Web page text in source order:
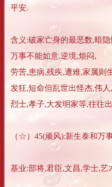
平安.
含义:破家亡身的最恶数,暗
万事不能如意.逆境,烦闷,
劳苦,患病,残疾,遭难,家属则
发狂,短命但乱世出怪杰,伟人,
烈士,孝子,大发明家等,往往
（☆）45(顽风):新生泰和万
基业:部将,君臣,文昌,学士,艺